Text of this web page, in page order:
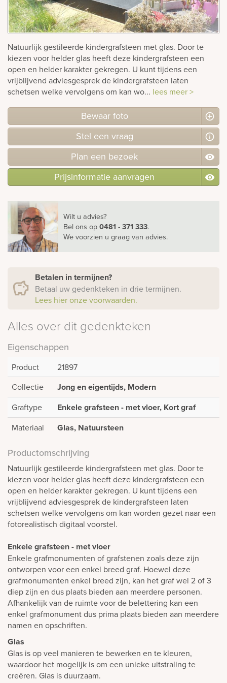
Bekijk
ook:
Natuurlijk gestileerde kindergrafsteen met glas. Door te
kiezen voor helder glas heeft deze kindergrafsteen een
open en helder karakter gekregen. U kunt tijdens een
vrijblijvend adviesgesprek de kindergrafsteen laten
schetsen welke vervolgens om kan wo... lees meer >
Bewaar foto
Stel een vraag
Plan een bezoek
Prijsinformatie aanvragen
Wilt u advies?
Bel ons op0481 - 371 333.
We voorzien u graag van advies.
Betalen in termijnen?
Betaal uw gedenkteken in drie termijnen.
Lees hier onze voorwaarden.
Alles over dit gedenkteken
Eigenschappen
Product
21897
Collectie
Jong en eigentijds, Modern
Graftype Enkele grafsteen - met vloer, Kort graf
Materiaal Glas, Natuursteen
Productomschrijving
Natuurlijk gestileerde kindergrafsteen met glas. Door te
kiezen voor helder glas heeft deze kindergrafsteen een
open en helder karakter gekregen. U kunt tijdens een
vrijblijvend adviesgesprek de kindergrafsteen laten
schetsen welke vervolgens om kan worden gezet naar een
fotorealistisch digitaal voorstel.
Enkele grafsteen - met vloer
Enkele grafmonumenten of grafstenen zoals deze zijn
ontworpen voor een enkel breed graf. Hoewel deze
grafmonumenten enkel breed zijn, kan het graf wel 2 of 3
diep zijn en dus plaats bieden aan meerdere personen.
Afhankelijk van de ruimte voor de belettering kan een
enkel grafmonument dus prima plaats bieden aan meerdere
namen en opschriften.
Glas
Glas is op veel manieren te bewerken en te kleuren,
waardoor het mogelijk is om een unieke uitstraling te
creëren. Glas is duurzaam.